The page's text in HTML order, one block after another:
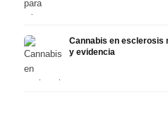
Cannabis en esclerosis
y evidencia